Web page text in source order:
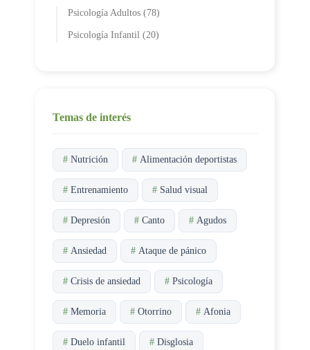
Psicología Adultos (78)
Psicología Infantil (20)
Temas de interés
# Nutrición # Alimentación deportistas
# Entrenamiento # Salud visual
# Depresión # Canto # Agudos
# Ansiedad # Ataque de pánico
# Crisis de ansiedad # Psicología
# Memoria # Otorrino # Afonia
# Duelo infantil # Disglosia